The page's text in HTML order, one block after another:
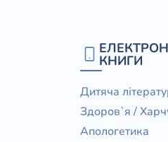
КНИГИ
Дитяча
Здоров`я /
Апологетика